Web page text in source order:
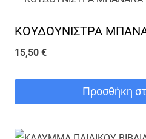
έχει
πολλαπλές
μπορούν
ΚΟΥΔΟΥΝΙΣΤΡΑ
15,50 €
Προσθήκη